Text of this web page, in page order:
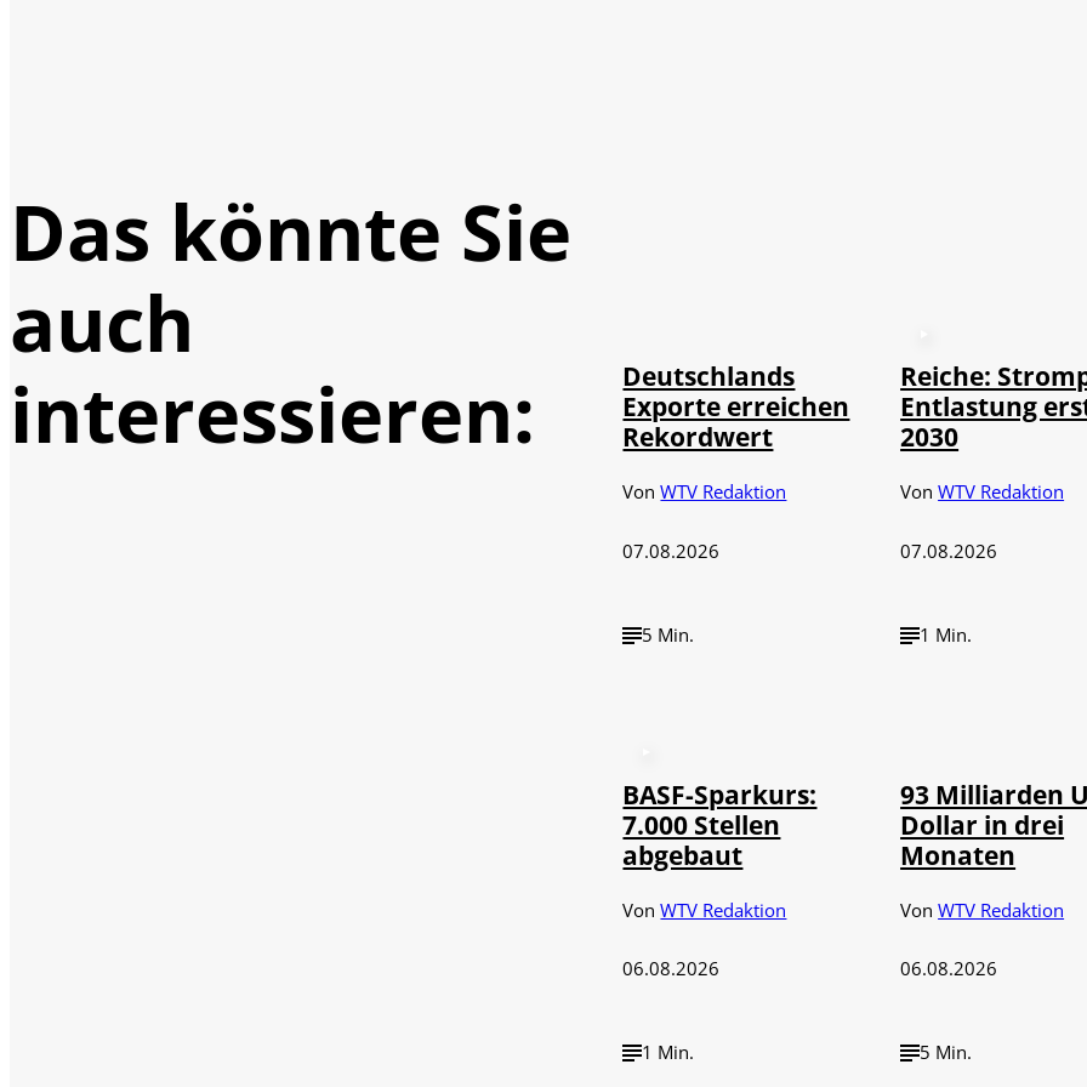
Das könnte Sie
auch
interessieren:
Deutschlands
Exporte erreichen
Rekordwert
VonWTV Redaktion
07.08.2026
5 Min.
Reiche:
Entlastung
2030
VonWTV Redaktion
07.08.2026
1 Min.
BASF-Sparkurs:
7.000 Stellen
abgebaut
VonWTV Redaktion
06.08.2026
1 Min.
93 Milliarden
Dollar in drei
Monaten
VonWTV Redaktion
06.08.2026
5 Min.